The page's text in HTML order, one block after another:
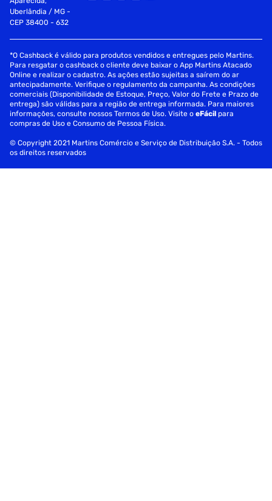
Uberlândia / MG -
CEP 38400 - 632
*O Cashback é válido para produtos vendidos e entregues pelo Martins.
Para resgatar o cashback o cliente deve baixar o App Martins Atacado
Online e realizar o cadastro. As ações estão sujeitas a saírem do ar
antecipadamente. Verifique o regulamento da campanha. As condições
comerciais (Disponibilidade de Estoque, Preço, Valor do Frete e Prazo de
entrega) são válidas para a região de entrega informada. Para maiores
informações, consulte nossos Termos de Uso. Visite oeFácil para
compras de Uso e Consumo de Pessoa Física.
© Copyright 2021 Martins Comércio e Serviço de Distribuição S.A. - Todos
os direitos reservados